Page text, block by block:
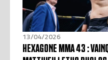
13/04/2026
HEXAGONE MMA 43 :